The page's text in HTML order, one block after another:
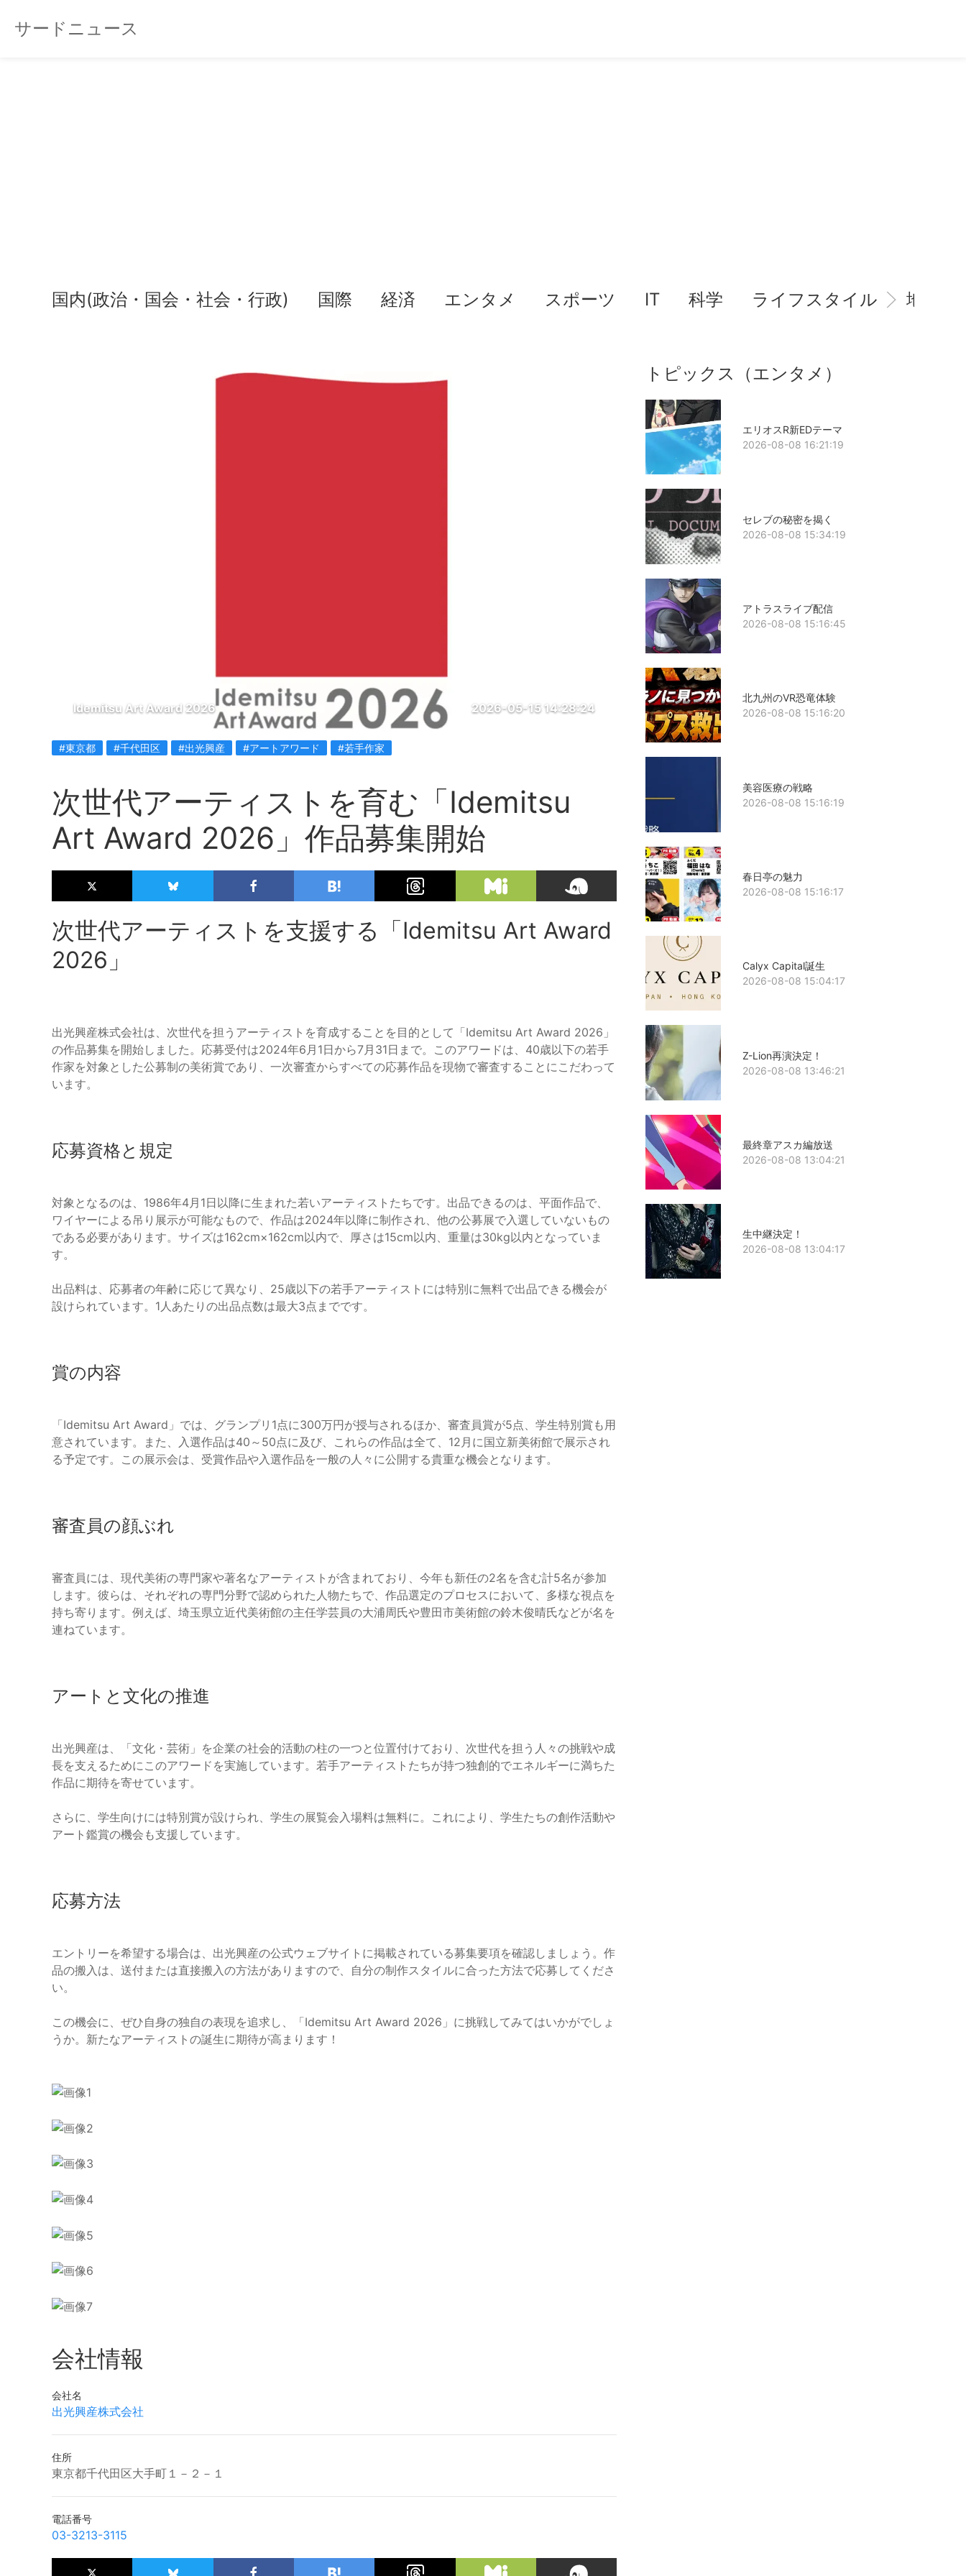
サードニュース
国内(政治・国会・社会・行政) 国際 経済 エンタメ スポーツ IT 科学 ライフスタイル 地域情
Idemitsu Art Award 2026 2026-05-15 14:28:24
#東京都 #千代田区 #出光興産 #アートアワード #若手作家
次世代アーティストを育む「Idemitsu
Art Award 2026」作品募集開始
次世代アーティストを支援する「Idemitsu Art Award
2026」
出光興産株式会社は、次世代を担うアーティストを育成することを目的として「Idemitsu Art Award 2026」
の作品募集を開始しました。応募受付は2024年6月1日から7月31日まで。このアワードは、40歳以下の若手
作家を対象とした公募制の美術賞であり、一次審査からすべての応募作品を現物で審査することにこだわって
います。
応募資格と規定
対象となるのは、1986年4月1日以降に生まれた若いアーティストたちです。出品できるのは、平面作品で、
ワイヤーによる吊り展示が可能なもので、作品は2024年以降に制作され、他の公募展で入選していないもの
である必要があります。サイズは162cm×162cm以内で、厚さは15cm以内、重量は30kg以内となっていま
す。
出品料は、応募者の年齢に応じて異なり、25歳以下の若手アーティストには特別に無料で出品できる機会が
設けられています。1人あたりの出品点数は最大3点までです。
賞の内容
「Idemitsu Art Award」では、グランプリ1点に300万円が授与されるほか、審査員賞が5点、学生特別賞も用
意されています。また、入選作品は40～50点に及び、これらの作品は全て、12月に国立新美術館で展示され
る予定です。この展示会は、受賞作品や入選作品を一般の人々に公開する貴重な機会となります。
審査員の顔ぶれ
審査員には、現代美術の専門家や著名なアーティストが含まれており、今年も新任の2名を含む計5名が参加
します。彼らは、それぞれの専門分野で認められた人物たちで、作品選定のプロセスにおいて、多様な視点を
持ち寄ります。例えば、埼玉県立近代美術館の主任学芸員の大浦周氏や豊田市美術館の鈴木俊晴氏などが名を
連ねています。
アートと文化の推進
出光興産は、「文化・芸術」を企業の社会的活動の柱の一つと位置付けており、次世代を担う人々の挑戦や成
長を支えるためにこのアワードを実施しています。若手アーティストたちが持つ独創的でエネルギーに満ちた
作品に期待を寄せています。
さらに、学生向けには特別賞が設けられ、学生の展覧会入場料は無料に。これにより、学生たちの創作活動や
アート鑑賞の機会も支援しています。
応募方法
エントリーを希望する場合は、出光興産の公式ウェブサイトに掲載されている募集要項を確認しましょう。作
品の搬入は、送付または直接搬入の方法がありますので、自分の制作スタイルに合った方法で応募してくださ
い。
この機会に、ぜひ自身の独自の表現を追求し、「Idemitsu Art Award 2026」に挑戦してみてはいかがでしょ
うか。新たなアーティストの誕生に期待が高まります！
会社情報
会社名
出光興産株式会社
住所
東京都千代田区大手町１－２－１
電話番号
03-3213-3115
トピックス（エンタメ）
エリオスR新EDテーマ
2026-08-08 16:21:19
セレブの秘密を揭く
2026-08-08 15:34:19
アトラスライブ配信
2026-08-08 15:16:45
北九州のVR恐竜体験
2026-08-08 15:16:20
美容医療の戦略
2026-08-08 15:16:19
春日亭の魅力
2026-08-08 15:16:17
Calyx Capital誕生
2026-08-08 15:04:17
Z-Lion再演決定！
2026-08-08 13:46:21
最終章アスカ編放送
2026-08-08 13:04:21
生中継決定！
2026-08-08 13:04:17